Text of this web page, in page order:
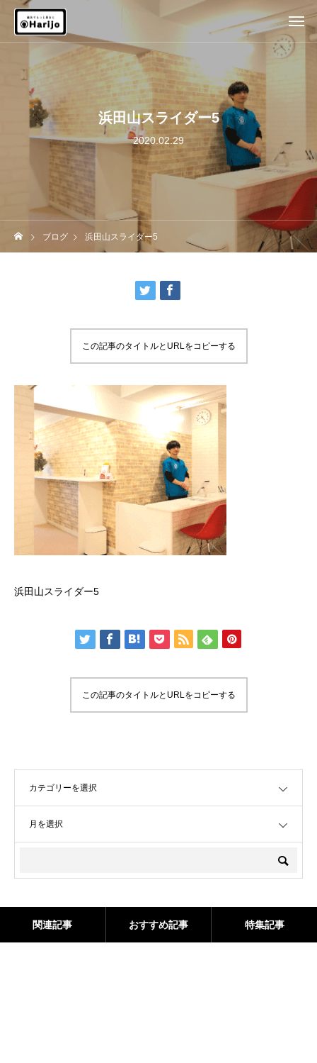
浜田山スライダー5
2020.02.29
ブログ 浜田山スライダー5
この記事のタイトルとURLをコピーする
浜田山スライダー5
この記事のタイトルとURLをコピーする
関連記事 おすすめ記事 特集記事